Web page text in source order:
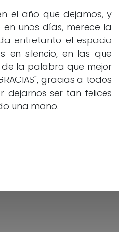
el año que dejamos, y
unos días, merece la
entretanto el espacio
en silencio, en las que
de la palabra que mejor
gracias a todos
dejarnos ser tan felices
una mano.